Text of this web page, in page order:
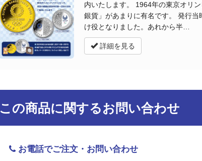
内いたします。 1964年の東京オリ
銀貨」があまりに有名です。 発行
け役となりました。あれから半…
詳細を見る
この商品に関するお問い合わせ
お電話でご注文・お問い合わせ